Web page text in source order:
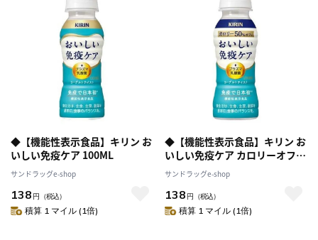
◆【機能性表示食品】キリン お
いしい免疫ケア 100ML
サンドラッグe-shop
138 円 （税込）
積算 1 マイル (1倍)
◆【機能性表示食品】キリン お
いしい免疫ケア カロリーオフ
100ML
サンドラッグe-shop
138 円 （税込）
積算 1 マイル (1倍)